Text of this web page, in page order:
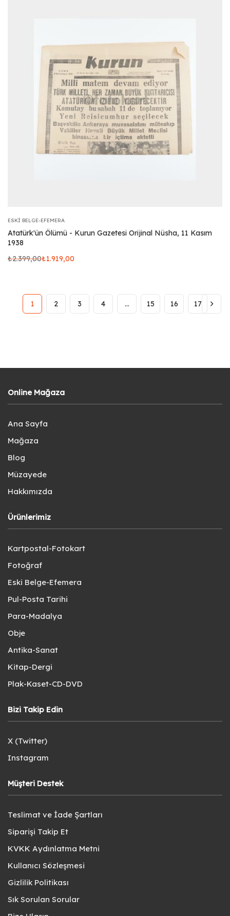
ESKI BELGE-EFEMERA
Atatürk'ün Ölümü - Kurun Gazetesi Orijinal Nüsha, 11 Kasım
1938
₺2.399,00₺1.919,00
1 2 3 4 … 15 16 17
Online Mağaza
Ana Sayfa
Mağaza
Blog
Müzayede
Hakkımızda
Ürünlerimiz
Kartpostal-Fotokart
Fotoğraf
Eski Belge-Efemera
Pul-Posta Tarihi
Para-Madalya
Obje
Antika-Sanat
Kitap-Dergi
Plak-Kaset-CD-DVD
Bizi Takip Edin
X (Twitter)
Instagram
Müşteri Destek
Teslimat ve İade Şartları
Siparişi Takip Et
KVKK Aydınlatma Metni
Kullanıcı Sözleşmesi
Gizlilik Politikası
Sık Sorulan Sorular